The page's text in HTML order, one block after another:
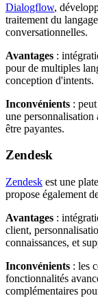
Dialogflow,
traitement du
conversationnelles.
Avantages :
pour de multiples
conception d'intents.
Inconvénients :
une personnalisation
être payantes.
Zendesk
Zendesk est une
propose également
Avantages :
client,
connaissances, et
Inconvénients : les
fonctionnalités
complémentaires